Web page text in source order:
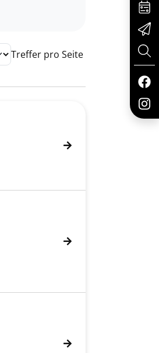
Treffer pro Seite